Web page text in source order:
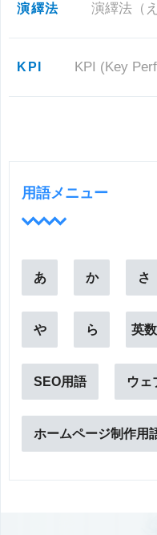
演繹法
KPI
用語メニュー
あ か さ
や ら 英数
SEO用語 ウェ
ホームページ制作用